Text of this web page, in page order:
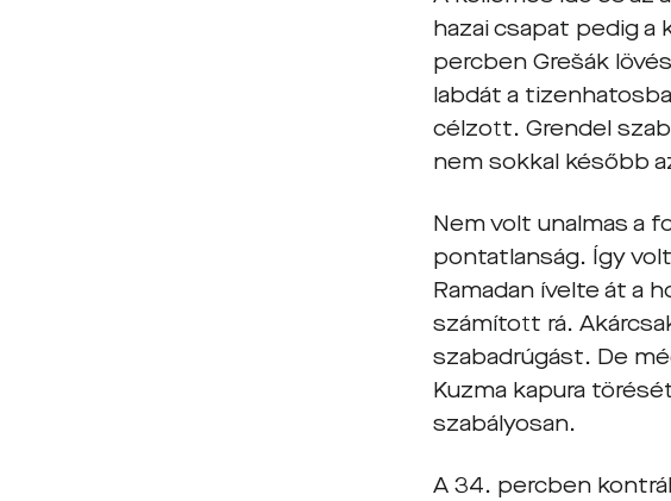
hazai csapat pedig
percben Grešák
labdát a
célzott. Grendel
nem sokkal később
Nem volt unalmas a
pontatlanság. Így
Ramadan ívelte át a
számított rá.
szabadrúgást. De
Kuzma kapura
szabályosan.
A 34. percben